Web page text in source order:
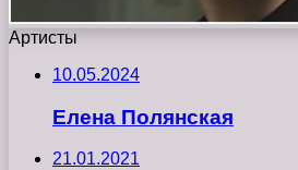
Артисты
10.05.2024
Елена Полянская
21.01.2021